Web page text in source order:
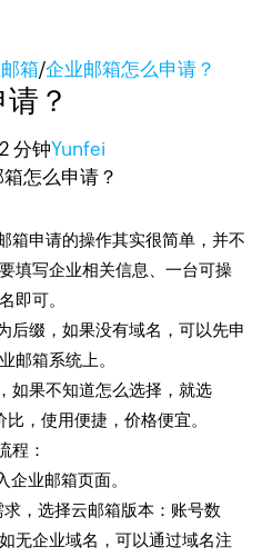
箱/企业邮箱怎么申请？
？
2 分钟Yunfei
箱申请的操作其实很简单，并不
填写企业相关信息、一台可操
即可。
后缀，如果没有域名，可以先申
邮箱系统上。
如果不知道怎么选择，就选
比，使用便捷，价格便宜。
程：
业邮箱页面。
，选择云邮箱版本：账号数
无企业域名，可以通过域名注